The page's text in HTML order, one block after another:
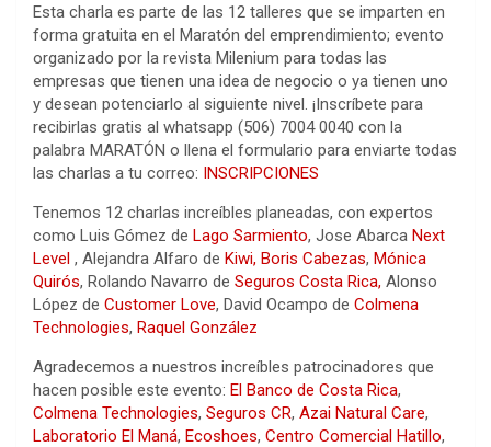
Esta charla es parte de las 12 talleres que se imparten en
forma gratuita en el Maratón del emprendimiento; evento
organizado por la revista Milenium para todas las
empresas que tienen una idea de negocio o ya tienen uno
y desean potenciarlo al siguiente nivel. ¡Inscríbete para
recibirlas gratis al whatsapp (506) 7004 0040 con la
palabra MARATÓN o llena el formulario para enviarte todas
las charlas a tu correo: INSCRIPCIONES
Tenemos 12 charlas increíbles planeadas, con expertos
como Luis Gómez de Lago Sarmiento, Jose Abarca Next
Level , Alejandra Alfaro de Kiwi, Boris Cabezas, Mónica
Quirós, Rolando Navarro de Seguros Costa Rica, Alonso
López de Customer Love, David Ocampo de Colmena
Technologies, Raquel González
Agradecemos a nuestros increíbles patrocinadores que
hacen posible este evento: El Banco de Costa Rica,
Colmena Technologies, Seguros CR, Azai Natural Care,
Laboratorio El Maná, Ecoshoes, Centro Comercial Hatillo,